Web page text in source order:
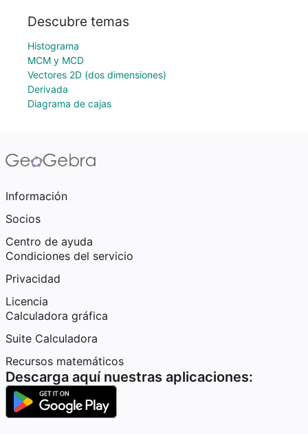
Descubre temas
Histograma
MCM y MCD
Vectores 2D (dos dimensiones)
Derivada
Diagrama de cajas
Información
Socios
Centro de ayuda
Condiciones del servicio
Privacidad
Licencia
Calculadora gráfica
Suite Calculadora
Recursos matemáticos
Descarga aquí nuestras aplicaciones: